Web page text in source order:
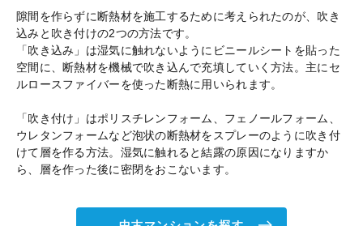
隙間を作らずに断熱材を施工するために考えられたのが、吹き
込みと吹き付けの2つの方法です。
「吹き込み」は湿気に触れないようにビニールシートを貼った
空間に、断熱材を機械で吹き込んで充填していく方法。主にセ
ルロースファイバーを使った断熱に用いられます。
「吹き付け」はポリスチレンフォーム、フェノールフォーム、
ウレタンフォームなど泡状の断熱材をスプレーのように吹き付
けて層を作る方法。湿気に触れると結露の原因になりますか
ら、層を作った後に密閉をおこないます。